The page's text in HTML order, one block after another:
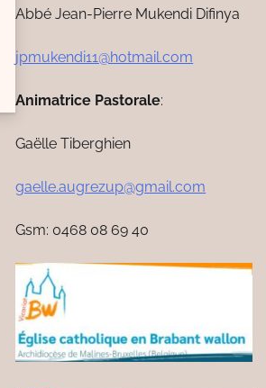
Abbé Jean-Pierre Mukendi Difinya
jpmukendi11@hotmail.com
Animatrice Pastorale:
Gaëlle Tiberghien
gaelle.augrezup@gmail.com
Gsm: 0468 08 69 40